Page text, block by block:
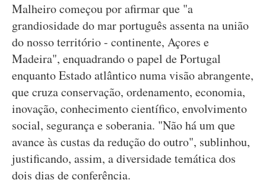
Malheiro começou por afirmar que "a
grandiosidade do mar português assenta na união
do nosso território - continente, Açores e
Madeira", enquadrando o papel de Portugal
enquanto Estado atlântico numa visão abrangente,
que cruza conservação, ordenamento, economia,
inovação, conhecimento científico, envolvimento
social, segurança e soberania. "Não há um que
avance às custas da redução do outro", sublinhou,
justificando, assim, a diversidade temática dos
dois dias de conferência.